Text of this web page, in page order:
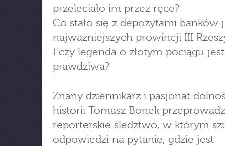
przeleciało im przez ręce?
Co stało się z depozytami banków
najważniejszych prowincji III
I czy legenda o złotym pociągu jest
prawdziwa?
Znany dziennikarz i pasjonat
historii Tomasz Bonek
reporterskie śledztwo, w którym
odpowiedzi na pytanie, gdzie jest